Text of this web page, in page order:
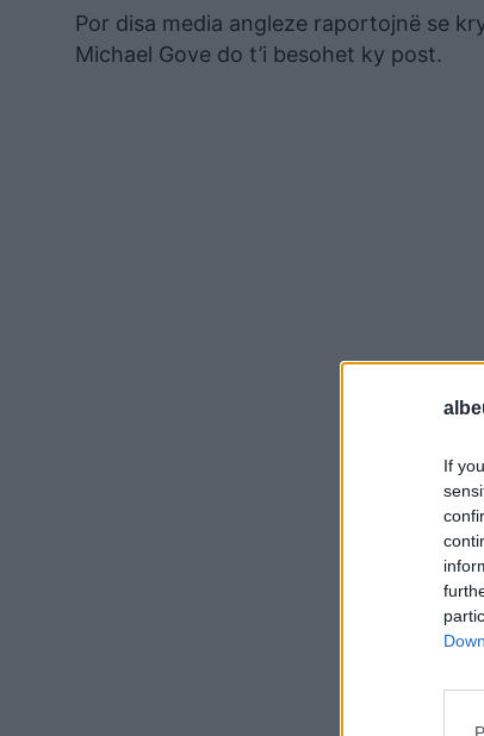
If
Por disa media angleze raportojnë se
Michael Gove do t’i besohet ky post.